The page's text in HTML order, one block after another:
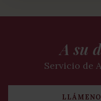
A su
Servicio de